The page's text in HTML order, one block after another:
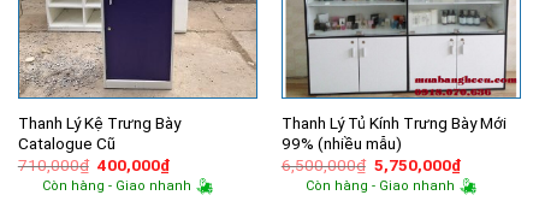
Thanh Lý Kệ Trưng Bày
Catalogue Cũ
710,000₫ Giá
gốc
là:
400,000₫Giá
hiện
tại
Còn hàng - Giao nhanh
Thanh Lý Tủ Kính Trưng Bày Mới
99% (nhiều mẫu)
6,500,000₫ Giá
gốc
là:
5,750,000₫Giá
hiện
tại
Còn hàng - Giao nhanh